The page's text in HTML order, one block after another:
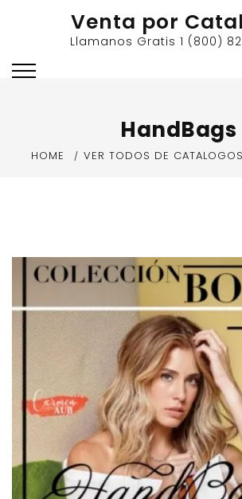
Venta por
Llamanos Gratis 1 (800)
HandBags
HOME VER TODOS DE CATALOGOS